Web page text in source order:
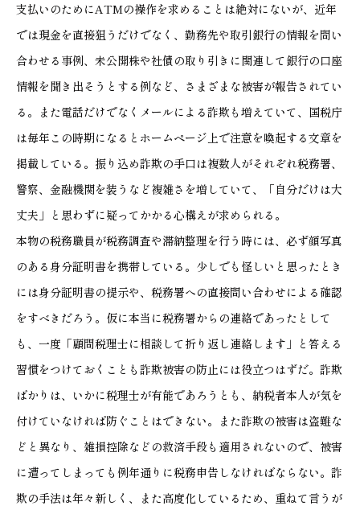
支払いのためにATMの操作を求めることは絶対にないが、近年
では現金を直接狙うだけでなく、勤務先や取引銀行の情報を問い
合わせる事例、未公開株や社債の取り引きに関連して銀行の口座
情報を聞き出そうとする例など、さまざまな被害が報告されてい
る。また電話だけでなくメールによる詐欺も増えていて、国税庁
は毎年この時期になるとホームページ上で注意を喚起する文章を
掲載している。振り込め詐欺の手口は複数人がそれぞれ税務署、
警察、金融機関を装うなど複雑さを増していて、「自分だけは大
丈夫」と思わずに疑ってかかる心構えが求められる。
本物の税務職員が税務調査や滞納整理を行う時には、必ず顔写真
のある身分証明書を携帯している。少しでも怪しいと思ったとき
には身分証明書の提示や、税務署への直接問い合わせによる確認
をすべきだろう。仮に本当に税務署からの連絡であったとして
も、一度「顧問税理士に相談して折り返し連絡します」と答える
習慣をつけておくことも詐欺被害の防止には役立つはずだ。詐欺
ばかりは、いかに税理士が有能であろうとも、納税者本人が気を
付けていなければ防ぐことはできない。また詐欺の被害は盗難な
どと異なり、雑損控除などの救済手段も適用されないので、被害
に遭ってしまっても例年通りに税務申告しなければならない。詐
欺の手法は年々新しく、また高度化しているため、重ねて言うが